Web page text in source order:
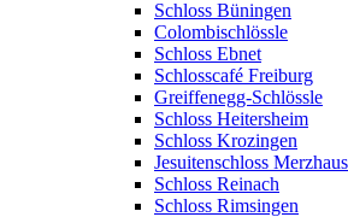
Schloss Büningen
Colombischlössle
Schloss Ebnet
Schlosscafé Freiburg
Greiffenegg-Schlössle
Schloss Heitersheim
Schloss Krozingen
Jesuitenschloss
Schloss Reinach
Schloss Rimsingen